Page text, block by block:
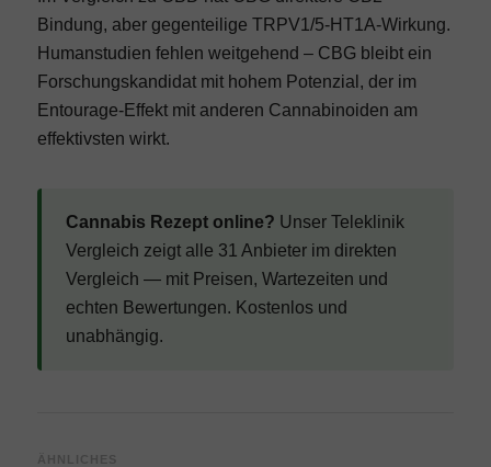
Bindung, aber gegenteilige TRPV1/5-HT1A-Wirkung.
Humanstudien fehlen weitgehend – CBG bleibt ein
Forschungskandidat mit hohem Potenzial, der im
Entourage-Effektmit anderen Cannabinoiden am
effektivsten wirkt.
Cannabis Rezept online? Unser Teleklinik
Vergleich zeigt alle 31 Anbieter im direkten
Vergleich — mit Preisen, Wartezeiten und
echten Bewertungen. Kostenlos und
unabhängig.
ÄHNLICHES